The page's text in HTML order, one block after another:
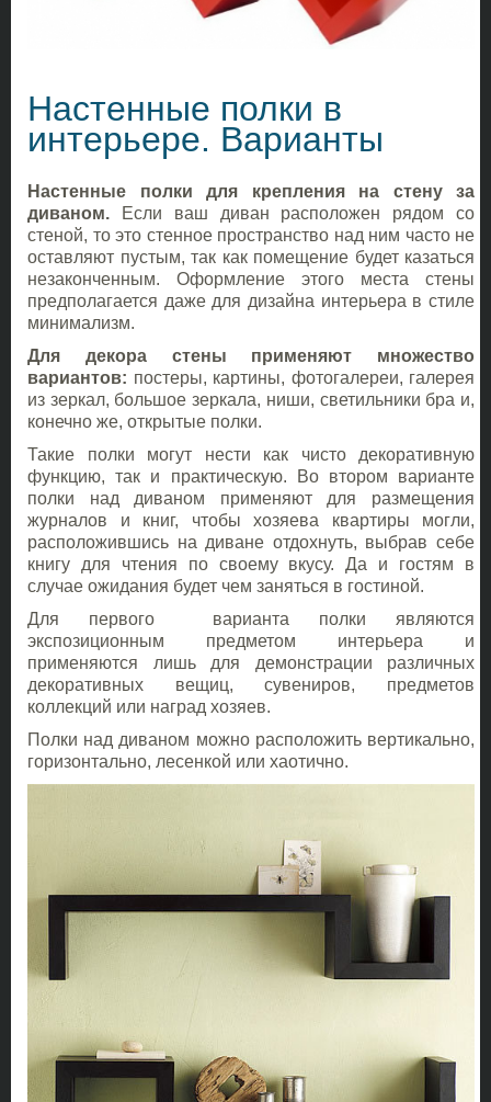
Настенные полки в
интерьере. Варианты
Настенные полки для крепления на стену за
диваном. Если ваш диван расположен рядом со
стеной, то это стенное пространство над ним часто не
оставляют пустым, так как помещение будет казаться
незаконченным. Оформление этого места стены
предполагается даже для дизайна интерьера в стиле
минимализм.
Для декора стены применяют множество
вариантов: постеры, картины, фотогалереи, галерея
из зеркал, большое зеркала, ниши, светильники бра и,
конечно же, открытые полки.
Такие полки могут нести как чисто декоративную
функцию, так и практическую. Во втором варианте
полки над диваном применяют для размещения
журналов и книг, чтобы хозяева квартиры могли,
расположившись на диване отдохнуть, выбрав себе
книгу для чтения по своему вкусу. Да и гостям в
случае ожидания будет чем заняться в гостиной.
Для первого варианта полки являются
экспозиционным предметом интерьера и
применяются лишь для демонстрации различных
декоративных вещиц, сувениров, предметов
коллекций или наград хозяев.
Полки над диваном можно расположить вертикально,
горизонтально, лесенкой или хаотично.